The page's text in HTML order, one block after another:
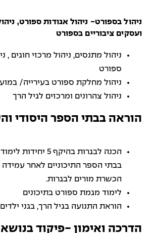
ניהול בספורט- ניהול אגודות ספורט,
ועסקים ציבוריים בספורט
ניהול מתנסים, ניהול מרכזי חוגים ,
ספורט
ניהול מחלקת ספורט בעירייה/
ניהול צהרונים ומרכזים לגיל הרך
הוראה בבתי הספר היסודי
הכנה לבגרות בהיקף 5
בבתי הספר התיכוניים לאחר עמידה
הכשרת מורים לבגרות.
לימוד מגמת ספורט בתיכונים
הוראת התנועה בגיל הרך, בגני ילדים
הדרכה ואימון -פיקוד